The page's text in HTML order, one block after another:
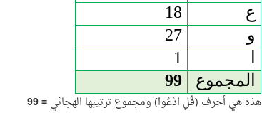
ع
18
و
27
1
المجموع
99
هذه هي أحرف (قُلِ ادْعُوا) ومجموع ترتيبها الهجائي=
99